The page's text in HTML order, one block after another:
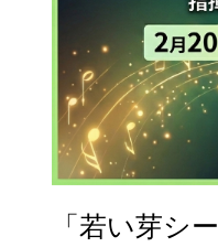
「若い芽シ